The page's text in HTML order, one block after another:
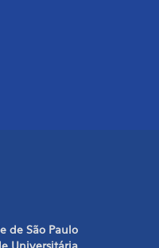
de São Paulo
Universitária